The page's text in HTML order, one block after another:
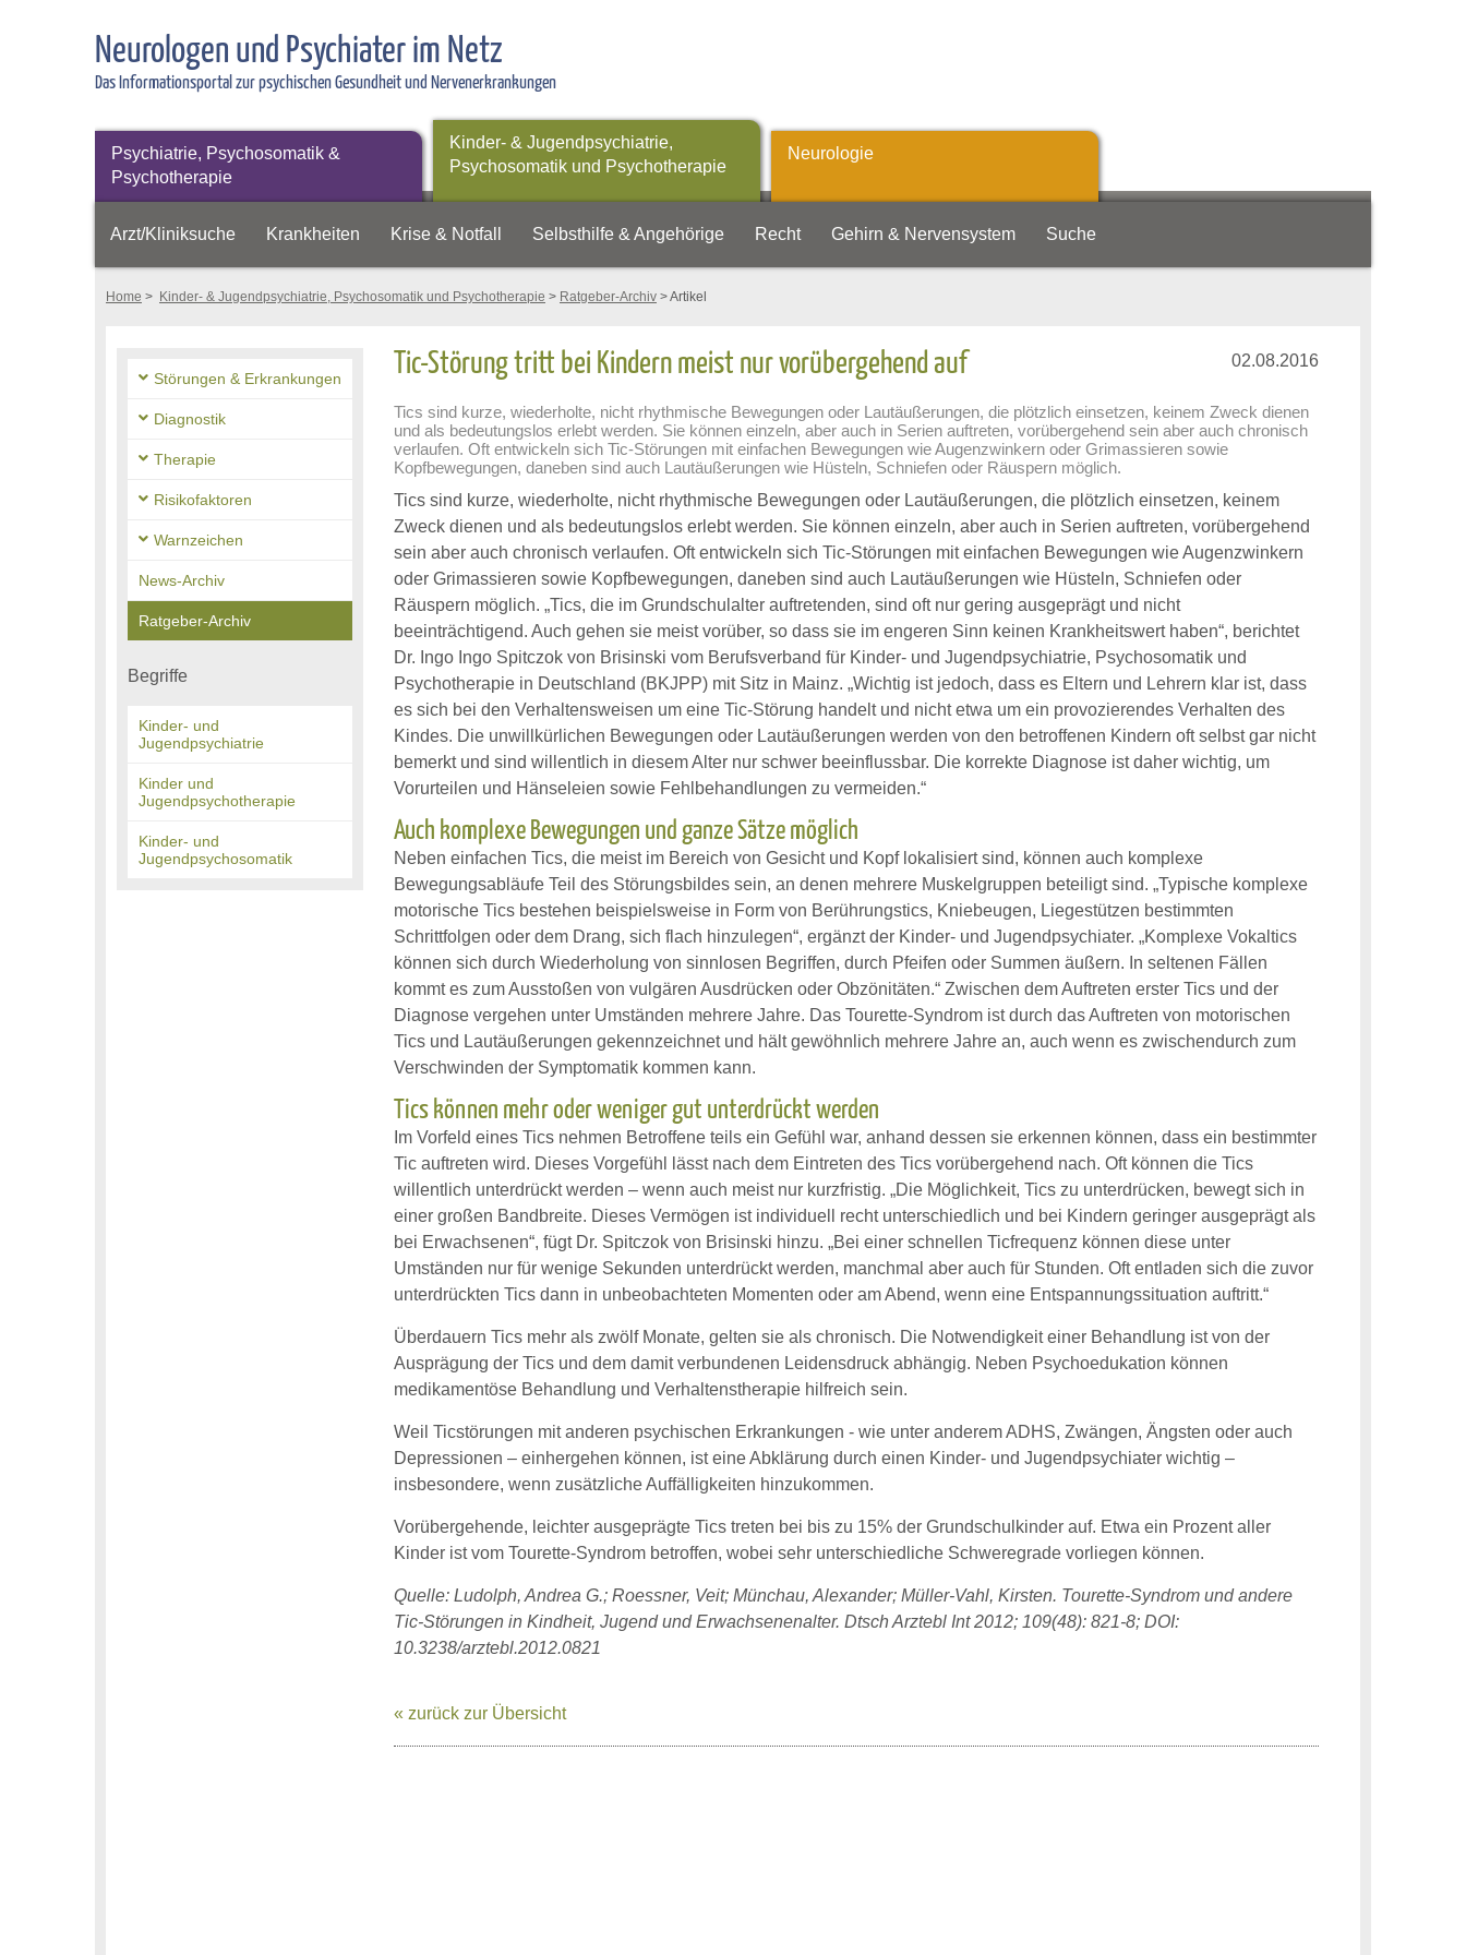
Neurologen und Psychiater im Netz
Das Informationsportal zur psychischen Gesundheit und Nervenerkrankungen
Psychiatrie, Psychosomatik &
Psychotherapie
Kinder- & Jugendpsychiatrie,
Psychosomatik und Psychotherapie
Neurologie
Arzt/Kliniksuche Krankheiten Krise & Notfall Selbsthilfe & Angehörige Recht Gehirn & Nervensystem Suche
Home > Kinder- & Jugendpsychiatrie, Psychosomatik und Psychotherapie > Ratgeber-Archiv > Artikel
Störungen & Erkrankungen
Diagnostik
Therapie
Risikofaktoren
Warnzeichen
News-Archiv
Ratgeber-Archiv
Begriffe
Kinder- und
Jugendpsychiatrie
Kinder und
Jugendpsychotherapie
Kinder- und
Jugendpsychosomatik
Tic-Störung tritt bei Kindern meist nur vorübergehend auf 02.08.2016
Tics sind kurze, wiederholte, nicht rhythmische Bewegungen oder Lautäußerungen, die plötzlich einsetzen, keinem Zweck dienen
und als bedeutungslos erlebt werden. Sie können einzeln, aber auch in Serien auftreten, vorübergehend sein aber auch chronisch
verlaufen. Oft entwickeln sich Tic-Störungen mit einfachen Bewegungen wie Augenzwinkern oder Grimassieren sowie
Kopfbewegungen, daneben sind auch Lautäußerungen wie Hüsteln, Schniefen oder Räuspern möglich.
Tics sind kurze, wiederholte, nicht rhythmische Bewegungen oder Lautäußerungen, die plötzlich einsetzen, keinem
Zweck dienen und als bedeutungslos erlebt werden. Sie können einzeln, aber auch in Serien auftreten, vorübergehend
sein aber auch chronisch verlaufen. Oft entwickeln sich Tic-Störungen mit einfachen Bewegungen wie Augenzwinkern
oder Grimassieren sowie Kopfbewegungen, daneben sind auch Lautäußerungen wie Hüsteln, Schniefen oder
Räuspern möglich. „Tics, die im Grundschulalter auftretenden, sind oft nur gering ausgeprägt und nicht
beeinträchtigend. Auch gehen sie meist vorüber, so dass sie im engeren Sinn keinen Krankheitswert haben“, berichtet
Dr. Ingo Ingo Spitczok von Brisinski vom Berufsverband für Kinder- und Jugendpsychiatrie, Psychosomatik und
Psychotherapie in Deutschland (BKJPP) mit Sitz in Mainz. „Wichtig ist jedoch, dass es Eltern und Lehrern klar ist, dass
es sich bei den Verhaltensweisen um eine Tic-Störung handelt und nicht etwa um ein provozierendes Verhalten des
Kindes. Die unwillkürlichen Bewegungen oder Lautäußerungen werden von den betroffenen Kindern oft selbst gar nicht
bemerkt und sind willentlich in diesem Alter nur schwer beeinflussbar. Die korrekte Diagnose ist daher wichtig, um
Vorurteilen und Hänseleien sowie Fehlbehandlungen zu vermeiden.“
Auch komplexe Bewegungen und ganze Sätze möglich
Neben einfachen Tics, die meist im Bereich von Gesicht und Kopf lokalisiert sind, können auch komplexe
Bewegungsabläufe Teil des Störungsbildes sein, an denen mehrere Muskelgruppen beteiligt sind. „Typische komplexe
motorische Tics bestehen beispielsweise in Form von Berührungstics, Kniebeugen, Liegestützen bestimmten
Schrittfolgen oder dem Drang, sich flach hinzulegen“, ergänzt der Kinder- und Jugendpsychiater. „Komplexe Vokaltics
können sich durch Wiederholung von sinnlosen Begriffen, durch Pfeifen oder Summen äußern. In seltenen Fällen
kommt es zum Ausstoßen von vulgären Ausdrücken oder Obzönitäten.“ Zwischen dem Auftreten erster Tics und der
Diagnose vergehen unter Umständen mehrere Jahre. Das Tourette-Syndrom ist durch das Auftreten von motorischen
Tics und Lautäußerungen gekennzeichnet und hält gewöhnlich mehrere Jahre an, auch wenn es zwischendurch zum
Verschwinden der Symptomatik kommen kann.
Tics können mehr oder weniger gut unterdrückt werden
Im Vorfeld eines Tics nehmen Betroffene teils ein Gefühl war, anhand dessen sie erkennen können, dass ein bestimmter
Tic auftreten wird. Dieses Vorgefühl lässt nach dem Eintreten des Tics vorübergehend nach. Oft können die Tics
willentlich unterdrückt werden – wenn auch meist nur kurzfristig. „Die Möglichkeit, Tics zu unterdrücken, bewegt sich in
einer großen Bandbreite. Dieses Vermögen ist individuell recht unterschiedlich und bei Kindern geringer ausgeprägt als
bei Erwachsenen“, fügt Dr. Spitczok von Brisinski hinzu. „Bei einer schnellen Ticfrequenz können diese unter
Umständen nur für wenige Sekunden unterdrückt werden, manchmal aber auch für Stunden. Oft entladen sich die zuvor
unterdrückten Tics dann in unbeobachteten Momenten oder am Abend, wenn eine Entspannungssituation auftritt.“
Überdauern Tics mehr als zwölf Monate, gelten sie als chronisch. Die Notwendigkeit einer Behandlung ist von der
Ausprägung der Tics und dem damit verbundenen Leidensdruck abhängig. Neben Psychoedukation können
medikamentöse Behandlung und Verhaltenstherapie hilfreich sein.
Weil Ticstörungen mit anderen psychischen Erkrankungen - wie unter anderem ADHS, Zwängen, Ängsten oder auch
Depressionen – einhergehen können, ist eine Abklärung durch einen Kinder- und Jugendpsychiater wichtig –
insbesondere, wenn zusätzliche Auffälligkeiten hinzukommen.
Vorübergehende, leichter ausgeprägte Tics treten bei bis zu 15% der Grundschulkinder auf. Etwa ein Prozent aller
Kinder ist vom Tourette-Syndrom betroffen, wobei sehr unterschiedliche Schweregrade vorliegen können.
Quelle: Ludolph, Andrea G.; Roessner, Veit; Münchau, Alexander; Müller-Vahl, Kirsten. Tourette-Syndrom und andere
Tic-Störungen in Kindheit, Jugend und Erwachsenenalter. Dtsch Arztebl Int 2012; 109(48): 821-8; DOI:
10.3238/arztebl.2012.0821
« zurück zur Übersicht